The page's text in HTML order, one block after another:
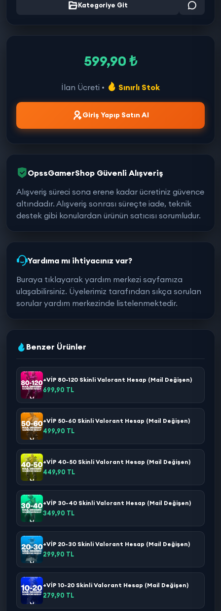
Kategoriye Git
599,90 ₺
İlan Ücreti • Sınırlı Stok
Giriş Yapıp Satın Al
OpssGamerShop Güvenli Alışveriş
Alışveriş süreci sona erene kadar ücretiniz güvence
altındadır. Alışveriş sonrası süreçte iade, teknik
destek gibi konulardan ürünün satıcısı sorumludur.
Yardıma mı ihtiyacınız var?
Buraya tıklayarak yardım merkezi sayfamıza
ulaşabilirsiniz. Üyelerimiz tarafından sıkça sorulan
sorular yardım merkezinde listelenmektedir.
Benzer Ürünler
+VİP 80-120 Skinli Valorant Hesap (Mail Değişen)
699,90 TL
+VİP 50-60 Skinli Valorant Hesap (Mail Değişen)
499,90 TL
+VİP 40-50 Skinli Valorant Hesap (Mail Değişen)
449,90 TL
+VİP 30-40 Skinli Valorant Hesap (Mail Değişen)
349,90 TL
+VİP 20-30 Skinli Valorant Hesap (Mail Değişen)
299,90 TL
+VİP 10-20 Skinli Valorant Hesap (Mail Değişen)
279,90 TL